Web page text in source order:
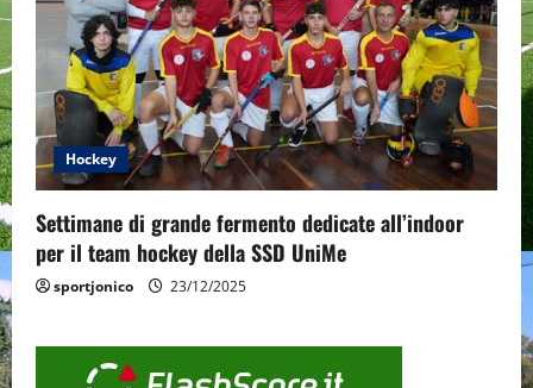
Hockey
Settimane di grande fermento dedicate all’indoor
per il team hockey della SSD UniMe
sportjonico 23/12/2025